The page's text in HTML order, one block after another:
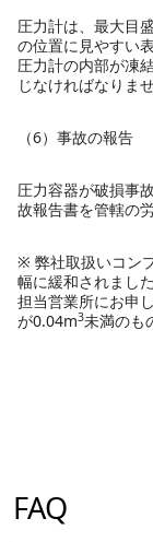
圧力計は、最大目
の位置に見やすい
圧力計の内部が凍
じなければなりませ
（6）事故の報告
圧力容器が破損事
故報告書を管轄の
※ 弊社取扱いコン
幅に緩和されまし
担当営業所にお申
が0.04m3未満のも
FAQ